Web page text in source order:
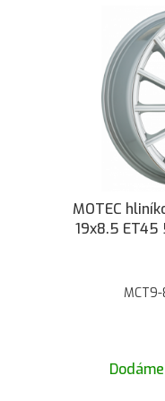
MOTEC
19x8.5